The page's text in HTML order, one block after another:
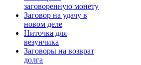
заговоренную монету
Заговор на удачу в
новом деле
Ниточка для
везунчика
Заговоры на возврат
долга